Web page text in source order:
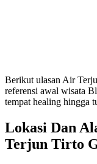
Berikut ulasan Air
referensi awal wisata
tempat healing hingga
Lokasi Dan
Terjun Tirto